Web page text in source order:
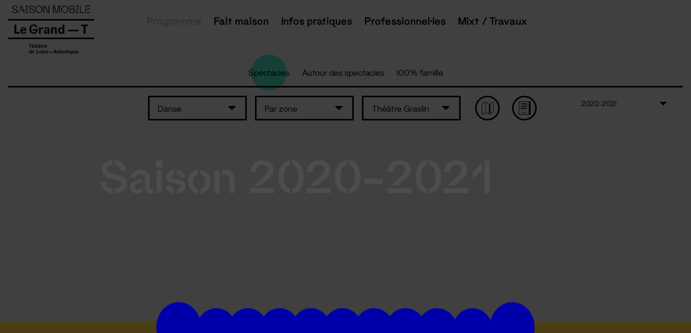
Fait maison Infos pratiques Professionnel·les Mixt / Travaux
Spectacles Autour des spectacles 100% famille
Danse Par zone Théâtre Graslin
2020-2021
Panneau de gestion des cookies